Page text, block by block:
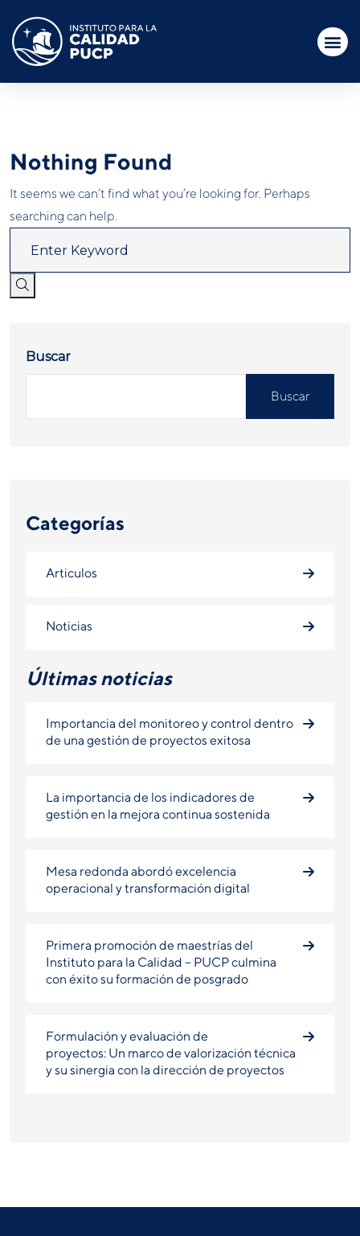
Nothing Found
It seems we can’t find what you’re looking for. Perhaps
searching can help.
Buscar
Buscar
Categorías
Articulos
Noticias
Últimas noticias
Importancia del monitoreo y control dentro
de una gestión de proyectos exitosa
La importancia de los indicadores de
gestión en la mejora continua sostenida
Mesa redonda abordó excelencia
operacional y transformación digital
Primera promoción de maestrías del
Instituto para la Calidad – PUCP culmina
con éxito su formación de posgrado
Formulación y evaluación de
proyectos: Un marco de valorización técnica
y su sinergia con la dirección de proyectos